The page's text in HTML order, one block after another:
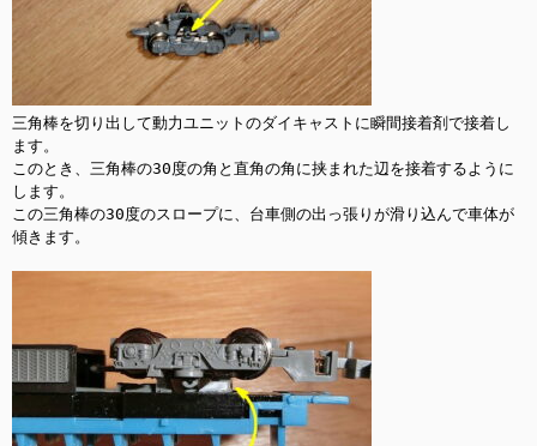
三角棒を切り出して動力ユニットのダイキャストに瞬間接着剤で接着し
ます。
このとき、三角棒の30度の角と直角の角に挟まれた辺を接着するように
します。
この三角棒の30度のスロープに、台車側の出っ張りが滑り込んで車体が
傾きます。